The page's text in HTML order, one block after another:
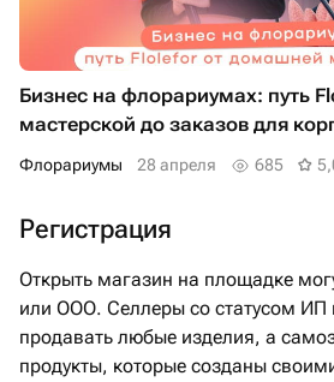
Бизнес на флорариумах: путь
мастерской до заказов для
Флорариумы 28 апреля 685
Регистрация
Открыть магазин на площадке
или ООО. Селлеры со статусом ИП
продавать любые изделия, а
продукты, которые созданы